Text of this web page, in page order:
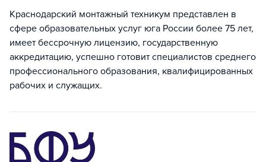
Краснодарский монтажный техникум представлен в
сфере образовательных услуг юга России более 75 лет,
имеет бессрочную лицензию, государственную
аккредитацию, успешно готовит специалистов среднего
профессионального образования, квалифицированных
рабочих и служащих.